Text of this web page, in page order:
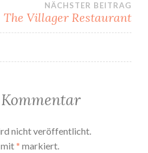
NÄCHSTER BEITRAG
The Villager Restaurant
nicht veröffentlicht.
mit* markiert.